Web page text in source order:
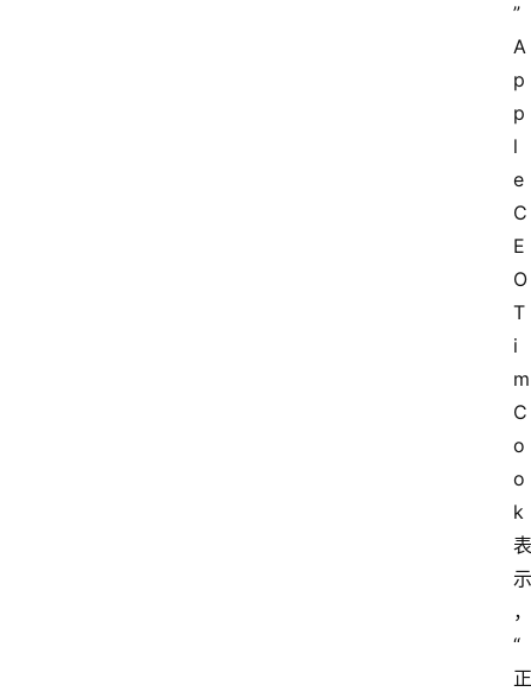
”
A
p
p
l
e
C
E
O
T
i
m
C
o
o
k
表
示
，
“
正